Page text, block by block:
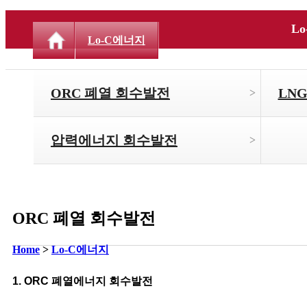
Lo-C에너지
>
ORC 폐열 회수발전
>
압력에너지 회수발전
ORC 폐열 회수발전
Home>Lo-C에너지
1. ORC 폐열에너지 회수발전